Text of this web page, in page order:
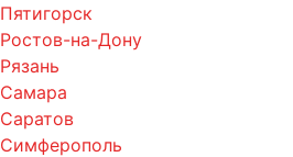
Пятигорск
Ростов-на-Дону
Рязань
Самара
Саратов
Симферополь